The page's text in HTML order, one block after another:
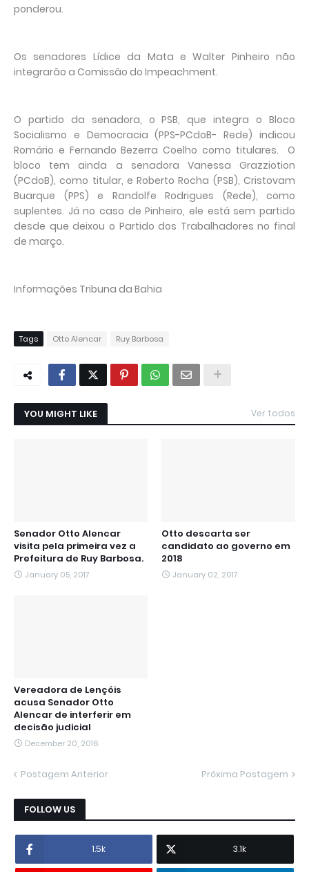
ponderou.
Os senadores Lídice da Mata e Walter Pinheiro não
integrarão a Comissão do Impeachment.
O partido da senadora, o PSB, que integra o Bloco
Socialismo e Democracia (PPS-PCdoB- Rede) indicou
Romário e Fernando Bezerra Coelho como titulares. O
bloco tem ainda a senadora Vanessa Grazziotion
(PCdoB), como titular, e Roberto Rocha (PSB), Cristovam
Buarque (PPS) e Randolfe Rodrigues (Rede), como
suplentes. Já no caso de Pinheiro, ele está sem partido
desde que deixou o Partido dos Trabalhadores no final
de março.
Informações Tribuna da Bahia
Tags Otto Alencar Ruy Barbosa
YOU MIGHT LIKE Ver todos
Senador Otto Alencar
visita pela primeira vez a
Prefeitura de Ruy Barbosa.
January 05, 2017
Otto descarta ser
candidato ao governo em
2018
January 02, 2017
Vereadora de Lençóis
acusa Senador Otto
Alencar de interferir em
decisão judicial
December 20, 2016
Postagem Anterior Próxima Postagem
FOLLOW US
1.5k 3.1k